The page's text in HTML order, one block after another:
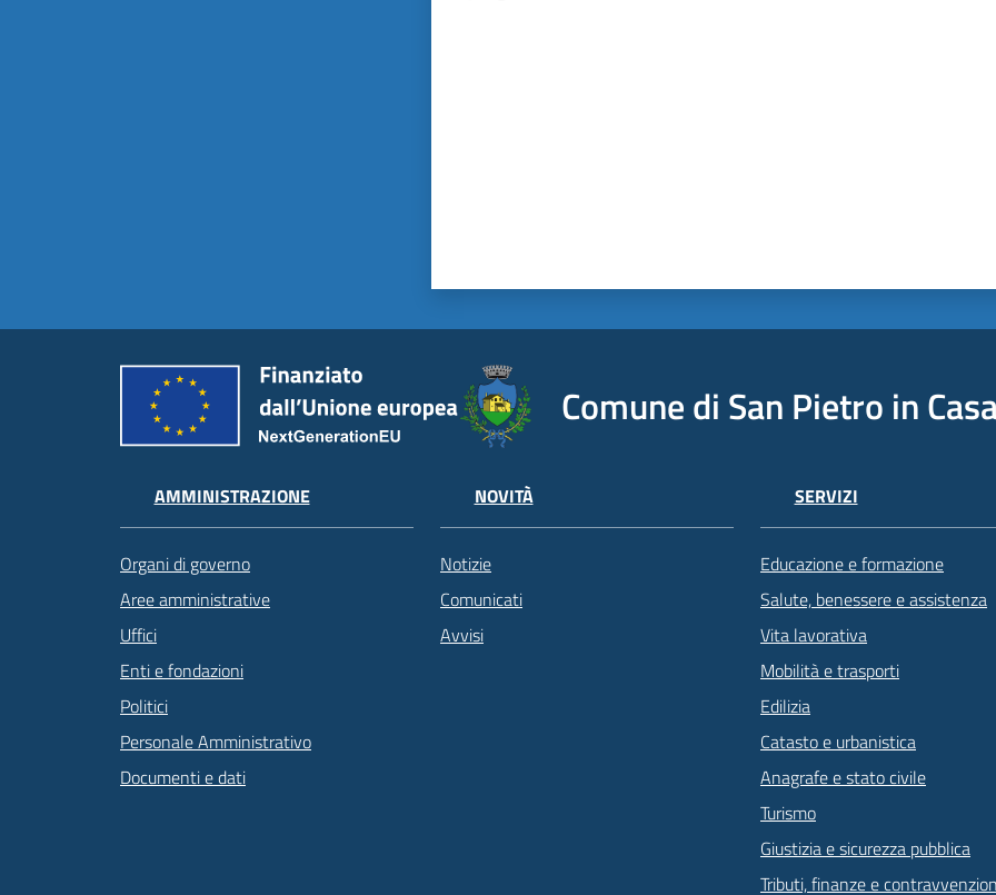
Comune di San Pietro in
AMMINISTRAZIONE
Organi di governo
Aree amministrative
Uffici
Enti e fondazioni
Politici
Personale Amministrativo
Documenti e dati
NOVITÀ
Notizie
Comunicati
Avvisi
SERVIZI
Educazione e formazione
Salute, benessere e assistenza
Vita lavorativa
Mobilità e trasporti
Edilizia
Catasto e urbanistica
Anagrafe e stato civile
Turismo
Giustizia e sicurezza pubblica
Tributi, finanze e